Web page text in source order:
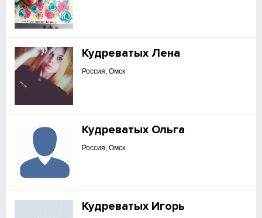
Кудреватых Лена
Россия, Омск
Кудреватых Ольга
Россия, Омск
Кудреватых Игорь